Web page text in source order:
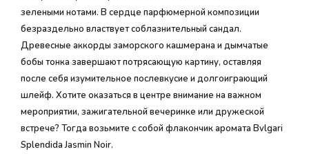
зелеными нотами. В сердце парфюмерной композиции
безраздельно властвует соблазнительный сандал.
Древесные аккорды заморского кашмерана и дымчатые
бобы тонка завершают потрясающую картину, оставляя
после себя изумительное послевкусие и долгоиграющий
шлейф. Хотите оказаться в центре внимание на важном
мероприятии, зажигательной вечеринке или дружеской
встрече? Тогда возьмите с собой флакончик аромата Bvlgari
Splendida Jasmin Noir.